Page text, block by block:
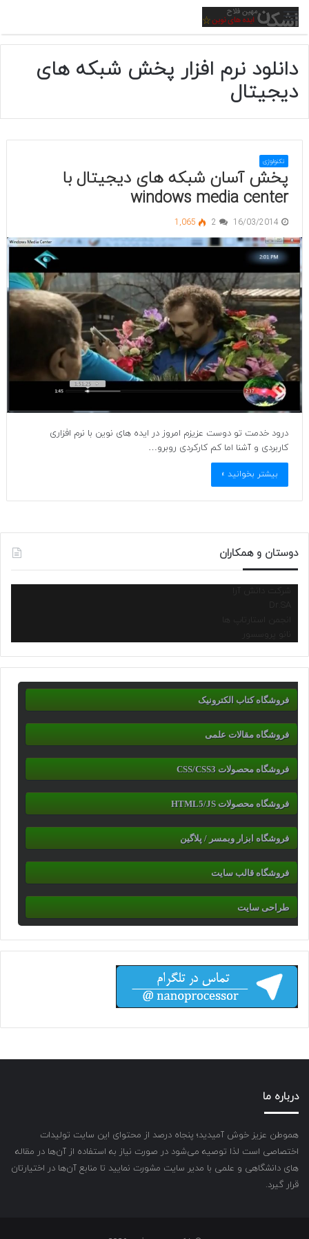
منو
دانلود نرم افزار پخش شبکه های
دیجیتال
تکنولوژی
پخش آسان شبکه های دیجیتال با
windows media center
16/03/2014
2
1,065
درود خدمت تو دوست عزیزم امروز در ایده های نوین با نرم افزاری
کاربردی و آشنا اما کم کارکردی روبرو…
بیشتر بخوانید »
دوستان و همکاران
شرکت دانش آرا
انجمن استارتاپ ها
نانو پروسسور
فروشگاه کتاب الکترونیک
فروشگاه مقالات علمی
فروشگاه محصولات CSS/CSS3
فروشگاه محصولات HTML5/JS
فروشگاه ابزار وبمسر / پلاگین
فروشگاه قالب سایت
طراحی سایت
درباره ما
هموطن عزیز خوش آمیدید؛ پنجاه درصد از محتوای این سایت تولیدات
اختصاصی است لذا توصیه می‌شود در صورت نیاز به استفاده از آن‌ها در مقاله
های دانشگاهی و علمی با مدیر سایت مشورت نمایید تا منابع آن‌ها در اختیارتان
قرار گیرد.